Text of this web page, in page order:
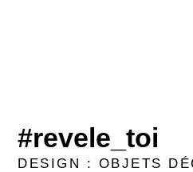
#revele_toi
DESIGN : OBJETS